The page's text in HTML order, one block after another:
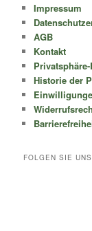
Impressum
AGB
Kontakt
Historie der
FOLGEN SIE UNS